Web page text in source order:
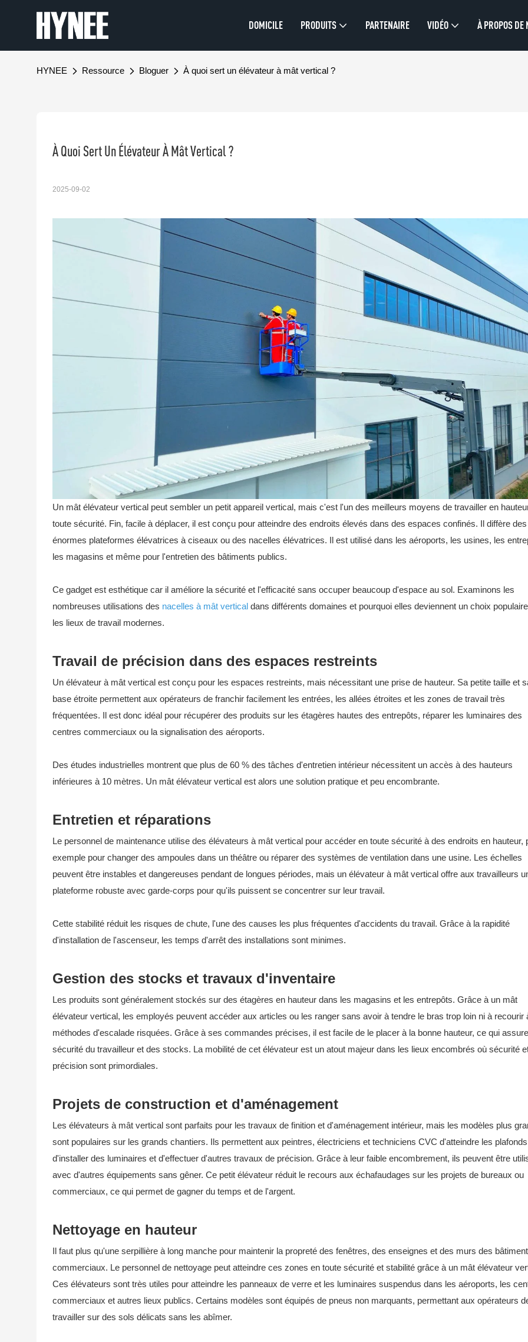
DOMICILE PRODUITS PARTENAIRE VIDÉO À PROPOS DE
HYNEE Ressource Bloguer À quoi sert un élévateur à mât vertical ?
À Quoi Sert Un Élévateur À Mât Vertical ?
2025-09-02
Un mât élévateur vertical peut sembler un petit appareil vertical, mais c'est l'un des meilleurs moyens de travailler en
toute sécurité. Fin, facile à déplacer, il est conçu pour atteindre des endroits élevés dans des espaces confinés. Il diffère des
énormes plateformes élévatrices à ciseaux ou des nacelles élévatrices. Il est utilisé dans les aéroports, les usines, les
les magasins et même pour l'entretien des bâtiments publics.
Ce gadget est esthétique car il améliore la sécurité et l'efficacité sans occuper beaucoup d'espace au sol. Examinons les
nombreuses utilisations des nacelles à mât verticaldans différents domaines et pourquoi elles deviennent un choix
les lieux de travail modernes.
Travail de précision dans des espaces restreints
Un élévateur à mât vertical est conçu pour les espaces restreints, mais nécessitant une prise de hauteur. Sa petite taille et
base étroite permettent aux opérateurs de franchir facilement les entrées, les allées étroites et les zones de travail très
fréquentées. Il est donc idéal pour récupérer des produits sur les étagères hautes des entrepôts, réparer les luminaires des
centres commerciaux ou la signalisation des aéroports.
Des études industrielles montrent que plus de 60 % des tâches d'entretien intérieur nécessitent un accès à des hauteurs
inférieures à 10 mètres. Un mât élévateur vertical est alors une solution pratique et peu encombrante.
Entretien et réparations
Le personnel de maintenance utilise des élévateurs à mât vertical pour accéder en toute sécurité à des endroits en hauteur,
exemple pour changer des ampoules dans un théâtre ou réparer des systèmes de ventilation dans une usine. Les échelles
peuvent être instables et dangereuses pendant de longues périodes, mais un élévateur à mât vertical offre aux travailleurs
plateforme robuste avec garde-corps pour qu'ils puissent se concentrer sur leur travail.
Cette stabilité réduit les risques de chute, l'une des causes les plus fréquentes d'accidents du travail. Grâce à la rapidité
d'installation de l'ascenseur, les temps d'arrêt des installations sont minimes.
Gestion des stocks et travaux d'inventaire
Les produits sont généralement stockés sur des étagères en hauteur dans les magasins et les entrepôts. Grâce à un mât
élévateur vertical, les employés peuvent accéder aux articles ou les ranger sans avoir à tendre le bras trop loin ni à recourir
méthodes d'escalade risquées. Grâce à ses commandes précises, il est facile de le placer à la bonne hauteur, ce qui
sécurité du travailleur et des stocks. La mobilité de cet élévateur est un atout majeur dans les lieux encombrés où sécurité
précision sont primordiales.
Projets de construction et d'aménagement
Les élévateurs à mât vertical sont parfaits pour les travaux de finition et d'aménagement intérieur, mais les modèles plus
sont populaires sur les grands chantiers. Ils permettent aux peintres, électriciens et techniciens CVC d'atteindre les
d'installer des luminaires et d'effectuer d'autres travaux de précision. Grâce à leur faible encombrement, ils peuvent être
avec d'autres équipements sans gêner. Ce petit élévateur réduit le recours aux échafaudages sur les projets de bureaux ou
commerciaux, ce qui permet de gagner du temps et de l'argent.
Nettoyage en hauteur
Il faut plus qu'une serpillière à long manche pour maintenir la propreté des fenêtres, des enseignes et des murs des
commerciaux. Le personnel de nettoyage peut atteindre ces zones en toute sécurité et stabilité grâce à un mât élévateur
Ces élévateurs sont très utiles pour atteindre les panneaux de verre et les luminaires suspendus dans les aéroports, les
commerciaux et autres lieux publics. Certains modèles sont équipés de pneus non marquants, permettant aux opérateurs
travailler sur des sols délicats sans les abîmer.